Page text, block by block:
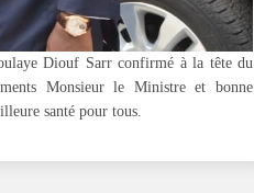
Diouf Sarr confirmé à la tête du
Monsieur le Ministre et bonne
santé pour tous.